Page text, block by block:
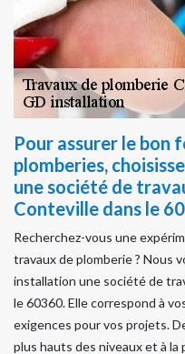
Pour assurer le bon
plomberies,
une société de
Conteville dans le
Recherchez-vous une
travaux de plomberie ? Nous
installation une société de
le 60360. Elle correspond à
exigences pour vos projets.
plus hauts des niveaux et à